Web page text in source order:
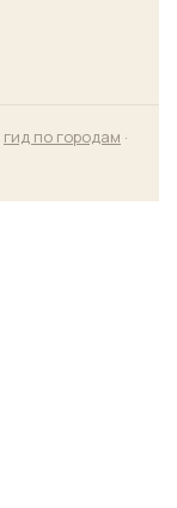
гид по городам ·